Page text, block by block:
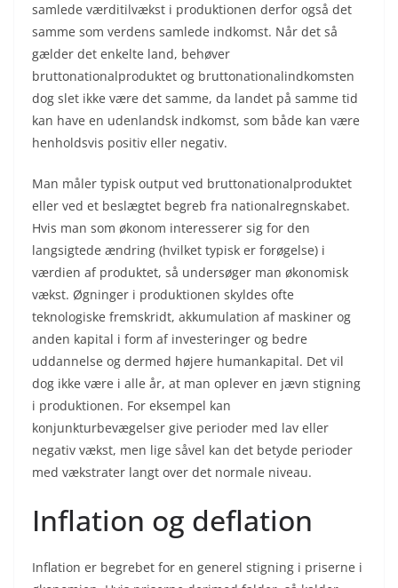
samlede værditilvækst i produktionen derfor også det
samme som verdens samlede indkomst. Når det så
gælder det enkelte land, behøver
bruttonationalproduktet og bruttonationalindkomsten
dog slet ikke være det samme, da landet på samme tid
kan have en udenlandsk indkomst, som både kan være
henholdsvis positiv eller negativ.
Man måler typisk output ved bruttonationalproduktet
eller ved et beslægtet begreb fra nationalregnskabet.
Hvis man som økonom interesserer sig for den
langsigtede ændring (hvilket typisk er forøgelse) i
værdien af produktet, så undersøger man økonomisk
vækst. Øgninger i produktionen skyldes ofte
teknologiske fremskridt, akkumulation af maskiner og
anden kapital i form af investeringer og bedre
uddannelse og dermed højere humankapital. Det vil
dog ikke være i alle år, at man oplever en jævn stigning
i produktionen. For eksempel kan
konjunkturbevægelser give perioder med lav eller
negativ vækst, men lige såvel kan det betyde perioder
med vækstrater langt over det normale niveau.
Inflation og deflation
Inflation er begrebet for en generel stigning i priserne i